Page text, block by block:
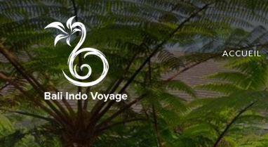
ACCUEIL